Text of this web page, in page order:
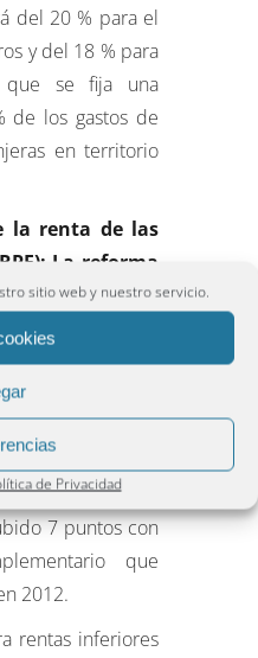
sitio web y nuestro servicio.
de Privacidad
del 20 % para el
y del 18 % para
que se fija una
de los gastos de
en territorio
la renta de las
La reforma
IRPF de siete
a cabo en dos
y otra en 2016).
en vigor, en
IRPF estará en
% actual) y el
(frente al 52 %
7 puntos con
que
2012.
rentas inferiores